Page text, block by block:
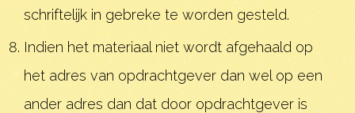
schriftelijk in gebreke te worden gesteld.
Indien het materiaal niet wordt afgehaald op
het adres van opdrachtgever dan wel op een
ander adres dan dat door opdrachtgever is